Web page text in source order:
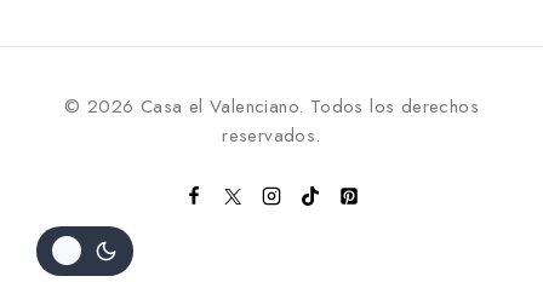
© 2026 Casa el Valenciano. Todos los derechos
reservados.